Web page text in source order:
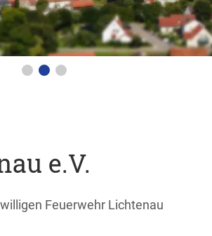
e.V.
Feuerwehr Lichtenau